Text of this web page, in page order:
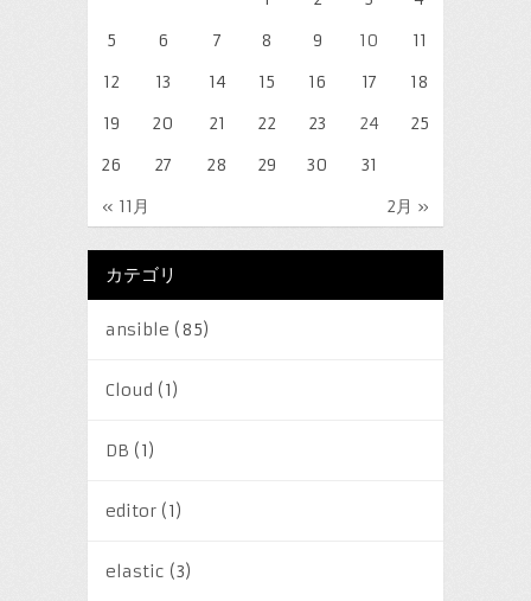
« 11月 2月 »
5
6 7 8 9 10
11
12
13 14 15 16 17
18
19
20 21 22 23 24
25
26
27 28 29 30 31
カテゴリ
ansible (85)
Cloud (1)
DB (1)
editor(1)
elastic (3)